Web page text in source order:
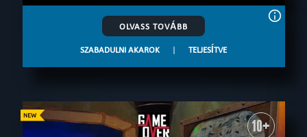
OLVASS TOVÁBB
SZABADULNI AKAROK | TELJESÍTVE
10+